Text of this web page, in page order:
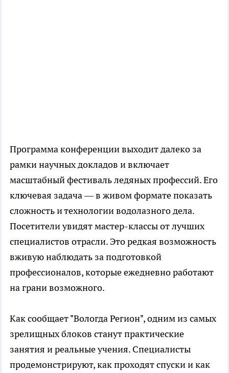
Программа конференции выходит далеко за
рамки научных докладов и включает
масштабный фестиваль ледяных профессий. Его
ключевая задача — в живом формате показать
сложность и технологии водолазного дела.
Посетители увидят мастер-классы от лучших
специалистов отрасли. Это редкая возможность
вживую наблюдать за подготовкой
профессионалов, которые ежедневно работают
на грани возможного.
Как сообщает "Вологда Регион", одним из самых
зрелищных блоков станут практические
занятия и реальные учения. Специалисты
продемонстрируют, как проходят спуски и как